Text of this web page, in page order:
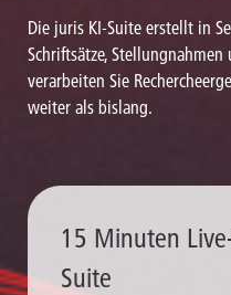
Die juris KI-Suite erstellt in
Schriftsätze,
verarbeiten Sie
weiter als bislang.
15 Minuten
Suite